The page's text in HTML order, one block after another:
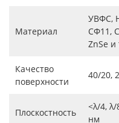
Материал
УВФС,
СФ11,
ZnSe и
Качество
поверхности
40/20,
Плоскостность
<λ/4,
нм